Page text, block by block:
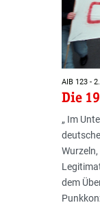
AIB 123 -
Die
„ Im
dem